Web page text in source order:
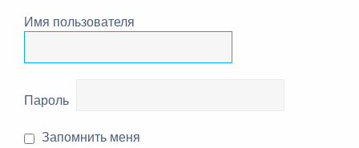
Имя пользователя
Пароль
Запомнить меня